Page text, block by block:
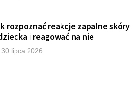
rozpoznać reakcje zapalne skóry
i reagować na nie
30 lipca 2026